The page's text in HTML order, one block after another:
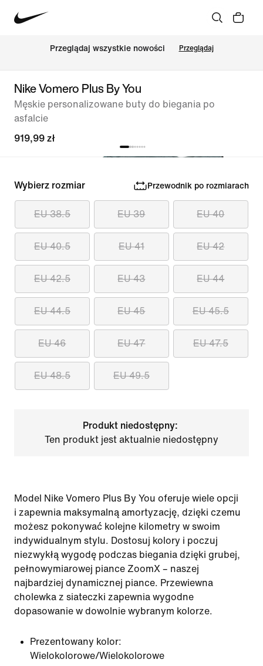
Przeglądaj wszystkie nowości Przeglądaj
Nike Vomero Plus By You
Męskie personalizowane buty do biegania po
asfalcie
919,99 zł
Wybierz rozmiar Przewodnik po rozmiarach
EU 38.5 EU 39 EU 40
EU 40.5 EU 41 EU 42
EU 42.5 EU 43 EU 44
EU 44.5 EU 45 EU 45.5
EU 46 EU 47 EU 47.5
EU 48.5 EU 49.5
Produkt niedostępny:
Ten produkt jest aktualnie niedostępny
Model Nike Vomero Plus By You oferuje wiele opcji
i zapewnia maksymalną amortyzację, dzięki czemu
możesz pokonywać kolejne kilometry w swoim
indywidualnym stylu. Dostosuj kolory i poczuj
niezwykłą wygodę podczas biegania dzięki grubej,
pełnowymiarowej piance ZoomX – naszej
najbardziej dynamicznej piance. Przewiewna
cholewka z siateczki zapewnia wygodne
dopasowanie w dowolnie wybranym kolorze.
Prezentowany kolor:
Wielokolorowe/Wielokolorowe